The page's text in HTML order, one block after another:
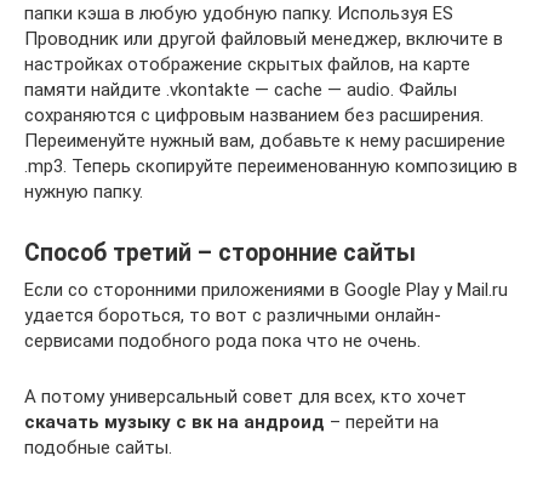
папки кэша в любую удобную папку. Используя ES
Проводник или другой файловый менеджер, включите в
настройках отображение скрытых файлов, на карте
памяти найдите .vkontakte — cache — audio. Файлы
сохраняются с цифровым названием без расширения.
Переименуйте нужный вам, добавьте к нему расширение
.mp3. Теперь скопируйте переименованную композицию в
нужную папку.
Способ третий – сторонние сайты
Если со сторонними приложениями в Google Play у Mail.ru
удается бороться, то вот с различными онлайн-
сервисами подобного рода пока что не очень.
А потому универсальный совет для всех, кто хочет
скачать музыку с вк на андроид – перейти на
подобные сайты.